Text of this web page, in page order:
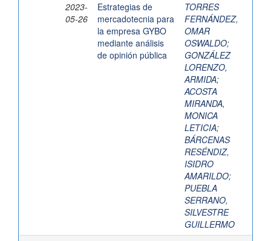
2023-
05-26
Estrategias de
mercadotecnia para
la empresa GYBO
mediante análisis
de opinión pública
TORRES
FERNÁNDEZ,
OMAR
OSWALDO;
GONZÁLEZ
LORENZO,
ARMIDA;
ACOSTA
MIRANDA,
MONICA
LETICIA;
BÁRCENAS
RESÉNDIZ,
ISIDRO
AMARILDO;
PUEBLA
SERRANO,
SILVESTRE
GUILLERMO